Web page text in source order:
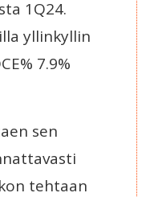
1Q24.
yllinkyllin
7.9%
sen
tehtaan